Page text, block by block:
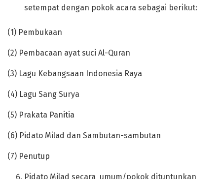
setempat dengan pokok acara sebagai berikut:
(1) Pembukaan
(2) Pembacaan ayat suci Al-Quran
(3) Lagu Kebangsaan Indonesia Raya
(4) Lagu Sang Surya
(5) Prakata Panitia
(6) Pidato Milad dan Sambutan-sambutan
(7) Penutup
Pidato Milad secara umum/pokok dituntunkan